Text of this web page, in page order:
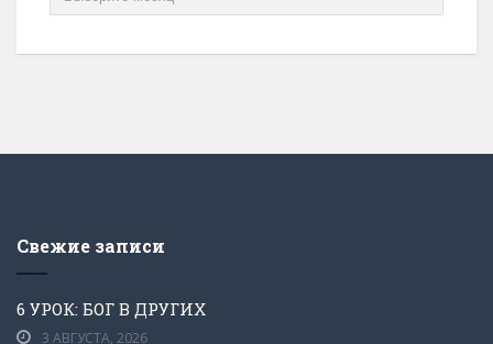
Свежие записи
6 УРОК: БОГ В ДРУГИХ
3 АВГУСТА, 2026